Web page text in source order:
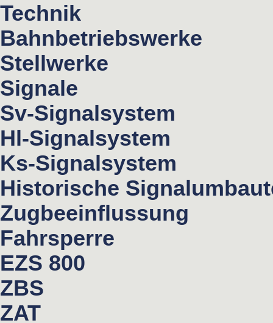
Technik
Bahnbetriebswerke
Stellwerke
Signale
Sv-Signalsystem
Hl-Signalsystem
Ks-Signalsystem
Historische
Zugbeeinflussung
Fahrsperre
EZS 800
ZBS
ZAT